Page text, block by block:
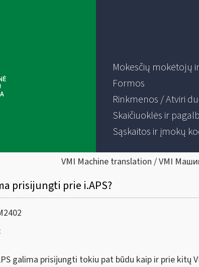
Mokesčių mokėtojų
Formos
Rinkmenos / Atviri
Skaičiuoklės ir
Sąskaitos ir įmokų
VMI Machine translation / VMI
prisijungti prie i.APS?
galima prisijungti tokiu pat būdu kaip ir prie kitų